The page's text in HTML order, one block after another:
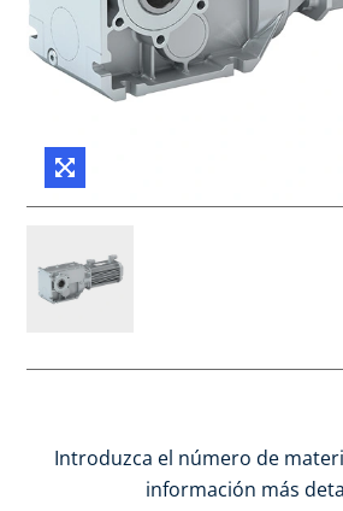
Introduzca el número de
información más